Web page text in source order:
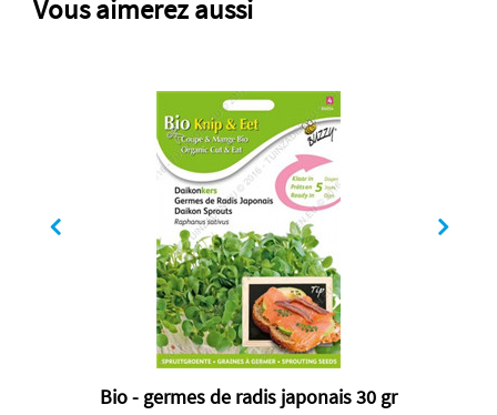
Vous aimerez aussi
Bio - germes de radis japonais 30 gr